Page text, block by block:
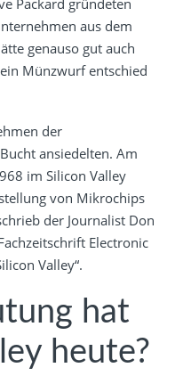
aus dem
genauso gut auch
Münzwurf entschied
der
ansiedelten. Am
im Silicon Valley
von Mikrochips
der Journalist Don
Electronic
Valley“.
hat
heute?